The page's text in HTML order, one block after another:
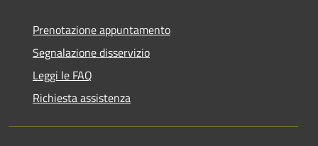
Prenotazione appuntamento
Segnalazione disservizio
Leggi le FAQ
Richiesta assistenza